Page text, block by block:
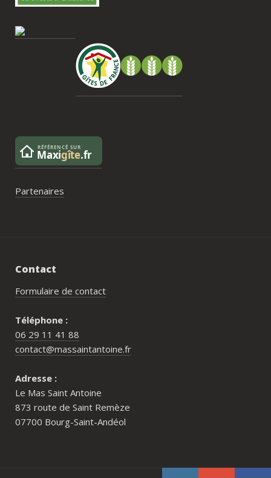
gestion des déchets, puisqu’il n’y a pas
de tri directement sur le domaine et qu’il
faut se rendre au village. Cela ne nous a
pas posé de véritable problème, mais ce
serait un vrai plus à l’avenir.
Partenaires
Contact
Formulaire de contact
Téléphone :
06 29 11 41 88
contact@massaintantoine.fr
Adresse :
Le Mas Saint Antoine
873 route de Saint Remèze
07700 Bourg-Saint-Andéol